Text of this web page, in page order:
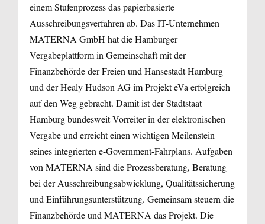
einem Stufenprozess das papierbasierte
Ausschreibungsverfahren ab. Das IT-Unternehmen
MATERNA GmbH hat die Hamburger
Vergabeplattform in Gemeinschaft mit der
Finanzbehörde der Freien und Hansestadt Hamburg
und der Healy Hudson AG im Projekt eVa erfolgreich
auf den Weg gebracht. Damit ist der Stadtstaat
Hamburg bundesweit Vorreiter in der elektronischen
Vergabe und erreicht einen wichtigen Meilenstein
seines integrierten e-Government-Fahrplans. Aufgaben
von MATERNA sind die Prozessberatung, Beratung
bei der Ausschreibungsabwicklung, Qualitätssicherung
und Einführungsunterstützung. Gemeinsam steuern die
Finanzbehörde und MATERNA das Projekt. Die